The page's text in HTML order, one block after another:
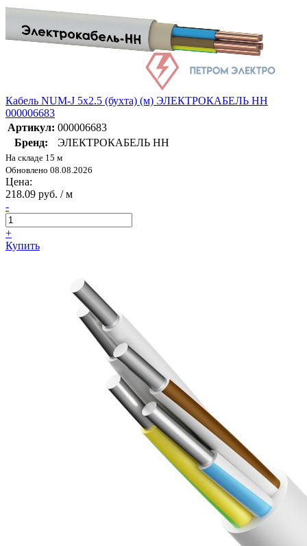
Кабель NUM-J 5х2.5 (бухта) (м) ЭЛЕКТРОКАБЕЛЬ НН
000006683
Артикул: 000006683
Бренд:
ЭЛЕКТРОКАБЕЛЬ НН
На складе 15 м
Обновлено 08.08.2026
Цена:
218.09 руб. / м
-
+
Купить